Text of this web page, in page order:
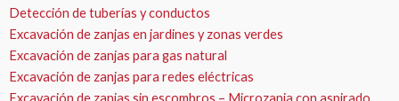
Detección de tuberías y conductos
Excavación de zanjas en jardines y zonas verdes
Excavación de zanjas para gas natural
Excavación de zanjas para redes eléctricas
Excavación de zanjas sin escombros – Microzanja con aspirado